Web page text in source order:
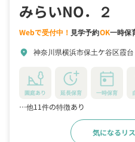
みらいNO．２
Webで受付中！ 見学予約OK一時保
location_on 神奈川県横浜市保土ケ谷区霞台
園庭あり 延長保育 一時保育
…他11件の特徴あり
気になるリ